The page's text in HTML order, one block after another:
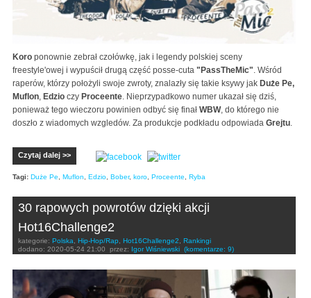
Koro ponownie zebrał czołówkę, jak i legendy polskiej sceny
freestyle'owej i wypuścił drugą część posse-cuta "PassTheMic". Wśród
raperów, którzy położyli swoje zwroty, znalazły się takie ksywy jak Duże Pe,
Muflon, Edzio czy Proceente. Nieprzypadkowo numer ukazał się dziś,
ponieważ tego wieczoru powinien odbyć się finał WBW, do którego nie
doszło z wiadomych wzgledów. Za produkcje podkładu odpowiada Grejtu.
Czytaj dalej >>
Tagi: Duże Pe Muflon Edzio Bober, koro Proceente Ryba
30 rapowych powrotów dzięki akcji
Hot16Challenge2
kategorie: Polska Hip-Hop/Rap Hot16Challenge2
Rankingi
dodano: 2020-05-24 21:00 przez: Igor Wiśniewski (komentarze: 9)